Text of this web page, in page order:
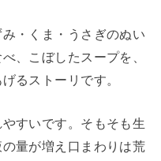
・くま・うさぎのぬい
、こぼしたスープを、
るストーリです。
すいです。そもそも生
量が増え口まわりは荒